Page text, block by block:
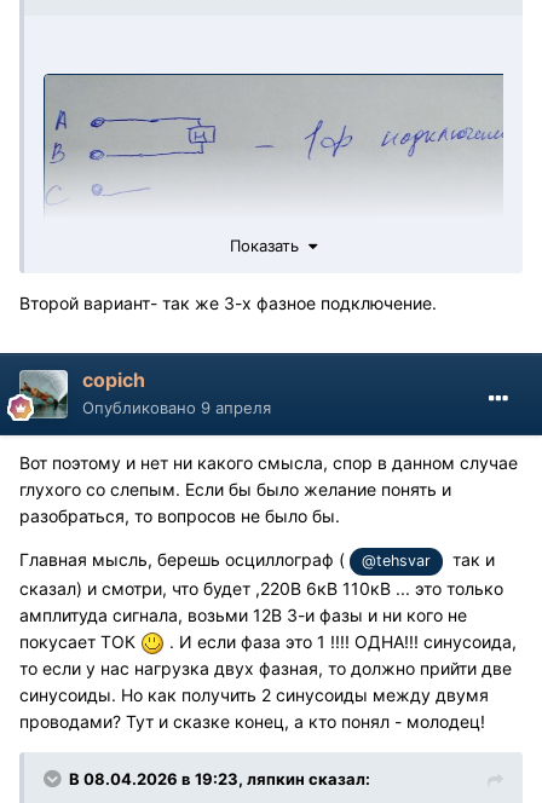
Показать
Второй вариант- так же 3-х фазное подключение.
copich
Опубликовано 9 апреля
Вот поэтому и нет ни какого смысла, спор в данном случае
глухого со слепым. Если бы было желание понять и
разобраться, то вопросов не было бы.
Главная мысль, берешь осциллограф ( @tehsvar
так и
сказал) и смотри, что будет ,220В 6кВ 110кВ ... это только
амплитуда сигнала, возьми 12В 3-и фазы и ни кого не
покусает ТОК
. И если фаза это 1 !!!! ОДНА!!! синусоида,
то если у нас нагрузка двух фазная, то должно прийти две
синусоиды. Но как получить 2 синусоиды между двумя
проводами? Тут и сказке конец, а кто понял - молодец!
В 08.04.2026 в 19:23, ляпкин сказал: